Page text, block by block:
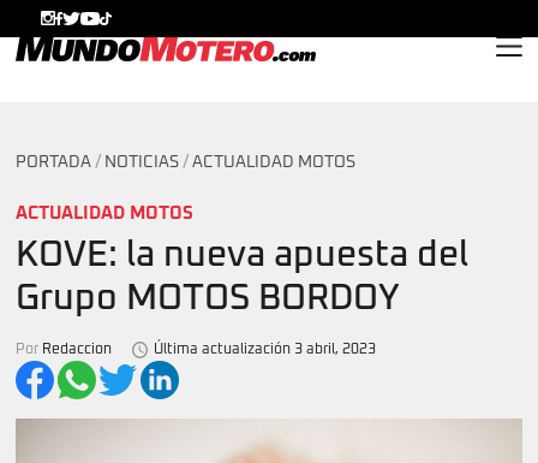
PORTADA / NOTICIAS / ACTUALIDAD MOTOS
ACTUALIDAD MOTOS
KOVE: la nueva apuesta del
Grupo MOTOS BORDOY
Por Redaccion Última actualización 3 abril, 2023